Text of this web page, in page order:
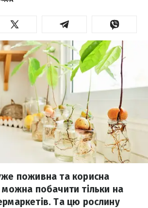
поживна та корисна
можна побачити тільки на
Та цю рослину